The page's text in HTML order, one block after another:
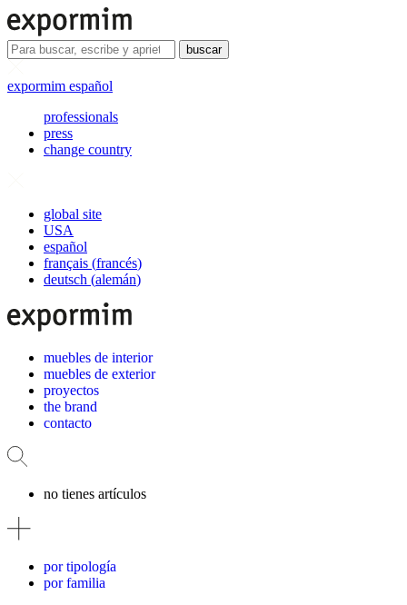
buscar
expormim español
professionals
press
change country
global site
USA
español
français (francés)
deutsch (alemán)
muebles de interior
muebles de exterior
proyectos
the brand
contacto
no tienes artículos
por tipología
por familia